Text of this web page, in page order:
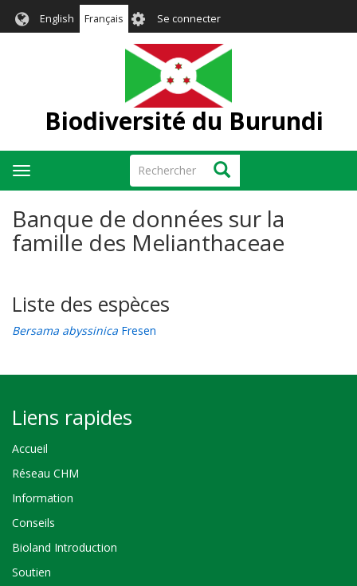
English Français User
account
menu
Se connecter
Biodiversité du Burundi
Rechercher Rechercher
Toggle
navigation
Banque de données sur la
famille des Melianthaceae
Liste des espèces
Bersama abyssinica Fresen
Liens rapides
Accueil
Réseau CHM
Information
Conseils
Bioland Introduction
Soutien